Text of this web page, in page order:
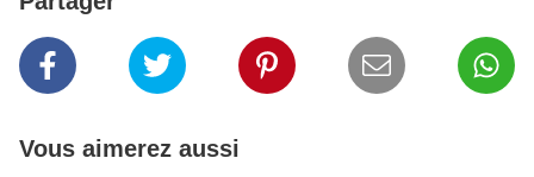
Vous aimerez aussi